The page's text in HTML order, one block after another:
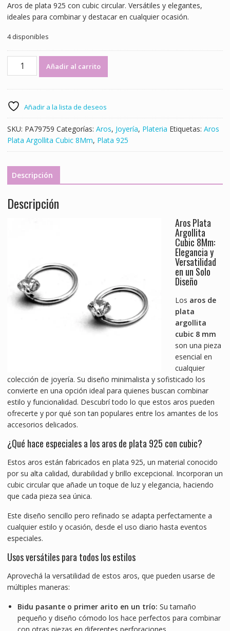
Aros de plata 925 con cubic circular. Versátiles y elegantes,
ideales para combinar y destacar en cualquier ocasión.
4 disponibles
Aros
Plata
8Mm
-
ID:
14609
cantidad
Añadir al carrito
Añadir a la lista de deseos
SKU: PA79759 Categorías: Aros, Joyería, Plateria Etiquetas: Aros
Plata Argollita Cubic 8Mm, Plata 925
Descripción
Descripción
Aros Plata
Argollita
Cubic 8Mm:
Elegancia y
Versatilidad
en un Solo
Diseño
Los aros de
plata
argollita
cubic 8 mm
son una pieza
esencial en
cualquier
colección de joyería. Su diseño minimalista y sofisticado los
convierte en una opción ideal para quienes buscan combinar
estilo y funcionalidad. Descubrí todo lo que estos aros pueden
ofrecerte y por qué son tan populares entre los amantes de los
accesorios delicados.
¿Qué hace especiales a los aros de plata 925 con cubic?
Estos aros están fabricados en plata 925, un material conocido
por su alta calidad, durabilidad y brillo excepcional. Incorporan un
cubic circular que añade un toque de luz y elegancia, haciendo
que cada pieza sea única.
Este diseño sencillo pero refinado se adapta perfectamente a
cualquier estilo y ocasión, desde el uso diario hasta eventos
especiales.
Usos versátiles para todos los estilos
Aprovechá la versatilidad de estos aros, que pueden usarse de
múltiples maneras:
Bidu pasante o primer arito en un trío: Su tamaño
pequeño y diseño cómodo los hace perfectos para combinar